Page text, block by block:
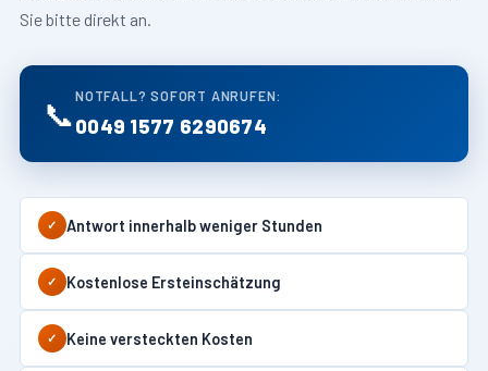
Sie bitte direkt an.
📞 NOTFALL? SOFORT ANRUFEN:
0049 1577 6290674
✓ Antwort innerhalb weniger Stunden
✓ Kostenlose Ersteinschätzung
✓ Keine versteckten Kosten